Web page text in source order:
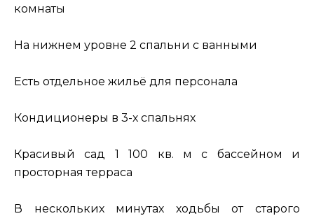
комнаты
На нижнем уровне 2 спальни с ванными
Есть отдельное жильё для персонала
Кондиционеры в 3-х спальнях
Красивый сад 1 100 кв. м с бассейном и
просторная терраса
В нескольких минутах ходьбы от старого